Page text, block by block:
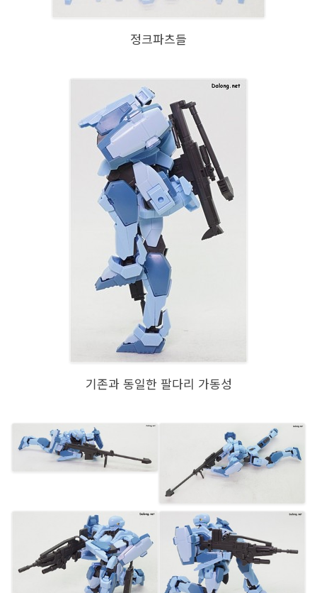
정크파츠들
기존과 동일한 팔다리 가동성